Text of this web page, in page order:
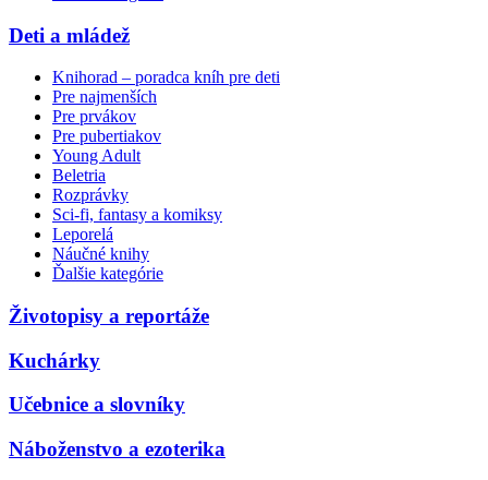
Deti a mládež
Knihorad – poradca kníh pre deti
Pre najmenších
Pre prvákov
Pre pubertiakov
Young Adult
Beletria
Rozprávky
Sci-fi, fantasy a komiksy
Leporelá
Náučné knihy
Ďalšie kategórie
Životopisy a reportáže
Kuchárky
Učebnice a slovníky
Náboženstvo a ezoterika